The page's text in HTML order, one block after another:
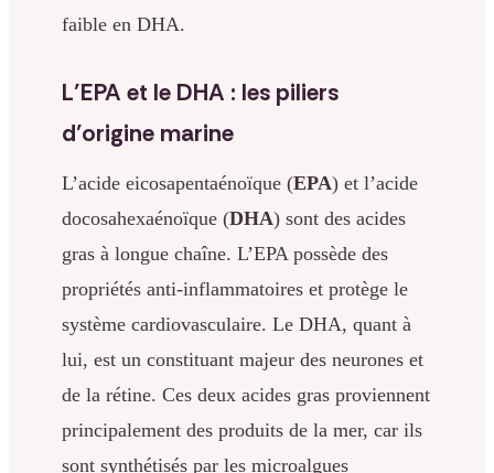
faible en DHA.
L’EPA et le DHA : les piliers
d’origine marine
L’acide eicosapentaénoïque (EPA) et l’acide
docosahexaénoïque (DHA) sont des acides
gras à longue chaîne. L’EPA possède des
propriétés anti-inflammatoires et protège le
système cardiovasculaire. Le DHA, quant à
lui, est un constituant majeur des neurones et
de la rétine. Ces deux acides gras proviennent
principalement des produits de la mer, car ils
sont synthétisés par les microalgues